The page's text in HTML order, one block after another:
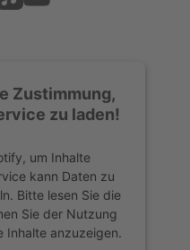
Zustimmung,
zu laden!
um Inhalte
kann Daten zu
Bitte lesen Sie die
Sie der Nutzung
Inhalte anzuzeigen.